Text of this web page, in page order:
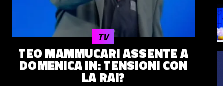
TEO MAMMUCARI ASSENTE A
DOMENICA IN: TENSIONI CON
LA RAI?
TV